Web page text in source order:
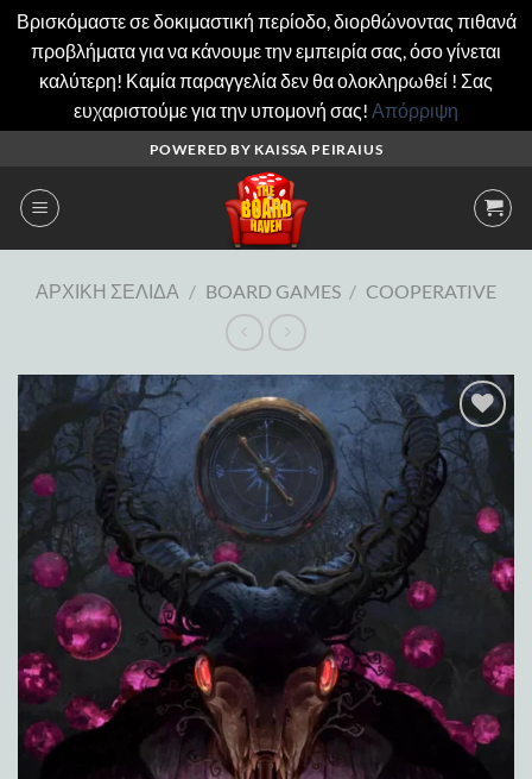
Βρισκόμαστε σε δοκιμαστική περίοδο, διορθώνοντας πιθανά
προβλήματα για να κάνουμε την εμπειρία σας, όσο γίνεται
καλύτερη! Καμία παραγγελία δεν θα ολοκληρωθεί ! Σας
ευχαριστούμε για την υπομονή σας! Απόρριψη
περιεχόμενο
POWERED BY KAISSA PEIRAIUS
ΑΡΧΙΚΉ ΣΕΛΊΔΑ / BOARD GAMES / COOPERATIVE
Add to
wishlist